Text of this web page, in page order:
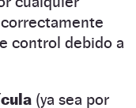
correctamente
control debido a
(ya sea por